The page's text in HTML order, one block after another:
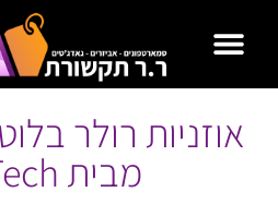
מבית BeeTech